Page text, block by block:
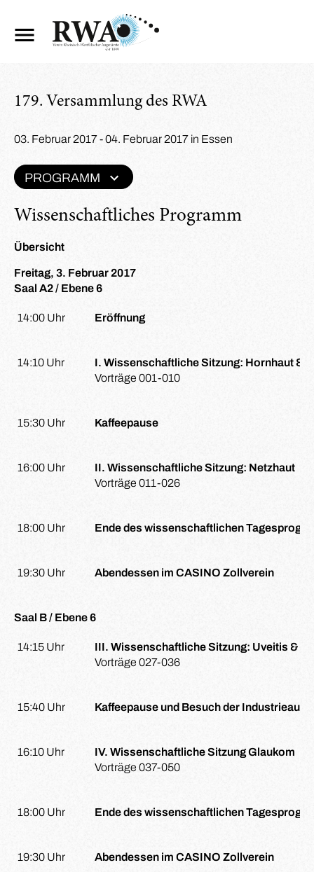
179. Versammlung des RWA
Wissenschaftliches Programm
Übersicht
Freitag, 3. Februar 2017
Saal A2 / Ebene 6
14:00 Uhr Eröffnung
14:10 Uhr
I. Wissenschaftliche Sitzung: Hornhaut &
Vorträge 001-010
15:30 Uhr Kaffeepause
16:00 Uhr
II. Wissenschaftliche Sitzung: Netzhaut
Vorträge 011-026
18:00 Uhr Ende des wissenschaftlichen
19:30 Uhr Abendessen im CASINO Zollverein
Saal B / Ebene 6
14:15 Uhr
III. Wissenschaftliche Sitzung: Uveitis &
Vorträge 027-036
15:40 Uhr Kaffeepause und Besuch der
16:10 Uhr
IV. Wissenschaftliche Sitzung Glaukom
Vorträge 037-050
18:00 Uhr Ende des wissenschaftlichen
19:30 Uhr Abendessen im CASINO Zollverein
03. Februar 2017 - 04. Februar 2017 in Essen
PROGRAMM